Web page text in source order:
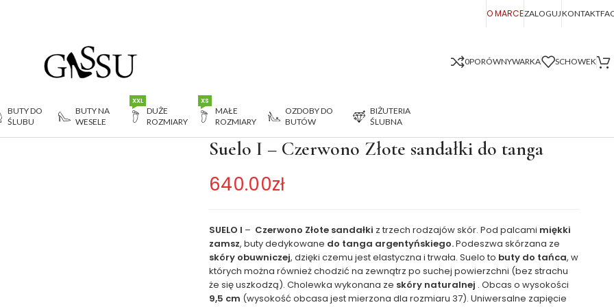
O MARCEZALOGUJKONTAKT
0PORÓWNYWARKA SCHOWEK
BUTY DO
ŚLUBU
BUTY NA
WESELE
DUŻE
ROZMIARY
XXL
MAŁE
ROZMIARY
XS
OZDOBY DO
BUTÓW
BIŻUTERIA
ŚLUBNA
Złote sandałki do tanga
Suelo I – Czerwono Złote sandałki do tanga
640.00zł
SUELO I – Czerwono Złote sandałki z trzech rodzajów skór. Pod palcami miękki
zamsz, buty dedykowane do tanga argentyńskiego.Podeszwa skórzana ze
skóry obuwniczej, dzięki czemu jest elastyczna i trwała. Suelo to buty do tańca, w
których można również chodzić na zewnątrz po suchej powierzchni (bez strachu
że się uszkodzą). Cholewka wykonana ze skóry naturalnej . Obcas o wysokości
9,5 cm (wysokość obcasa jest mierzona dla rozmiaru 37). Uniwersalne zapięcie